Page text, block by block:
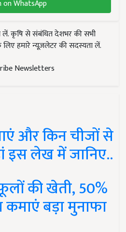
on WhatsApp
लें. कृषि से संबंधित देशभर की सभी
हमारे न्यूज़लेटर की सदस्यता लें.
Newsletters
और किन चीजों से
इस लेख में जानिए..
की खेती, 50%
बड़ा मुनाफा